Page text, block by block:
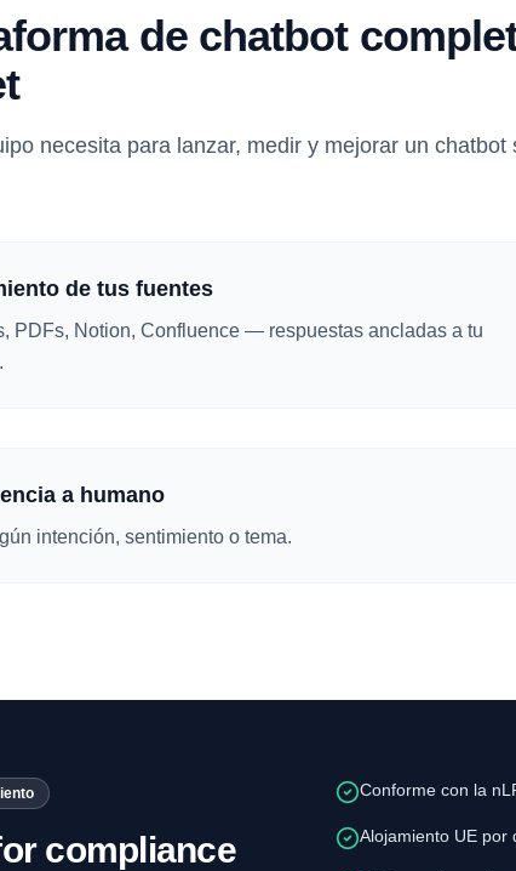
de chatbot
necesita para lanzar, medir y mejorar un chatbot
de tus fuentes
PDFs, Notion, Confluence — respuestas ancladas a tu
a humano
intención, sentimiento o tema.
compliance
Conforme con la
Alojamiento UE por